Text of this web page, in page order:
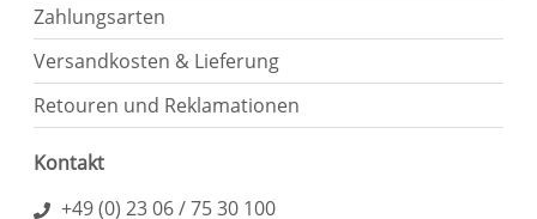
Zahlungsarten
Versandkosten & Lieferung
Retouren und Reklamationen
Kontakt
+49 (0) 23 06 / 75 30 100